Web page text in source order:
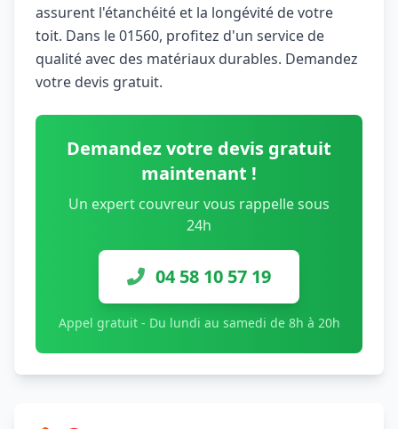
assurent l'étanchéité et la longévité de votre
toit. Dans le 01560, profitez d'un service de
qualité avec des matériaux durables. Demandez
votre devis gratuit.
Demandez votre devis gratuit
maintenant !
Un expert couvreur vous rappelle sous
24h
04 58 10 57 19
Appel gratuit - Du lundi au samedi de 8h à 20h